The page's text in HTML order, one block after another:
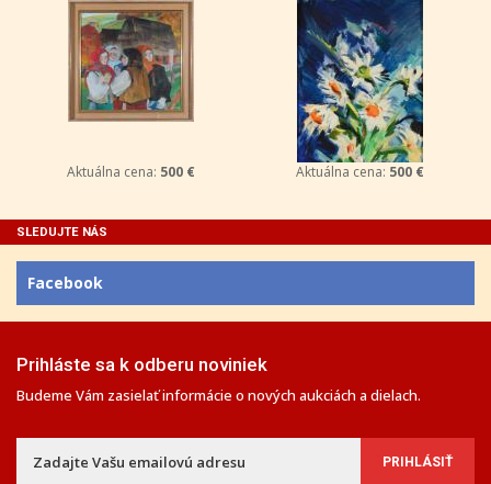
Aktuálna cena: 500 € Aktuálna cena: 500 €
SLEDUJTE NÁS
Facebook
Prihláste sa k odberu noviniek
Budeme Vám zasielať informácie o nových aukciách a dielach.